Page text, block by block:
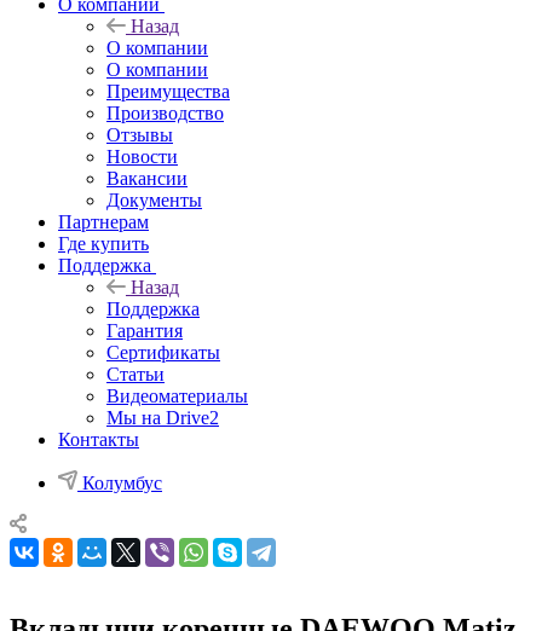
О компании
Назад
О компании
О компании
Преимущества
Производство
Отзывы
Новости
Вакансии
Документы
Партнерам
Где купить
Поддержка
Назад
Поддержка
Гарантия
Сертификаты
Статьи
Видеоматериалы
Мы на Drive2
Контакты
Колумбус